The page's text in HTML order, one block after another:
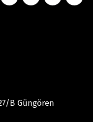
B Güngören